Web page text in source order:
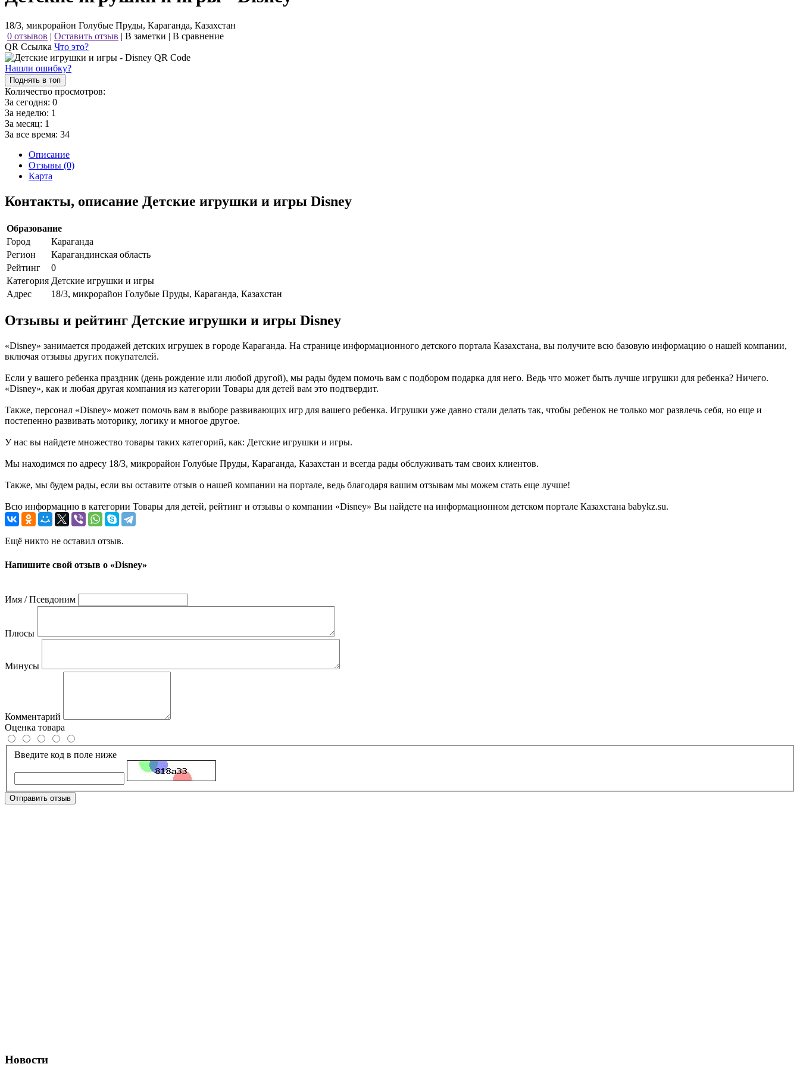
18/3, микрорайон Голубые Пруды, Караганда, Казахстан
0 отзывов | Оставить отзыв | В заметки | В сравнение
QR Ссылка Что это?
Нашли ошибку?
Поднять в топ
Количество просмотров:
За сегодня: 0
За неделю: 1
За месяц: 1
За все время: 34
Описание
Отзывы (0)
Карта
Контакты, описание Детские игрушки и игры Disney
Образование
Город
Караганда
Регион
Карагандинская область
Рейтинг
0
Категория Детские игрушки и игры
Адрес
18/3, микрорайон Голубые Пруды, Караганда, Казахстан
Отзывы и рейтинг Детские игрушки и игры Disney
«Disney» занимается продажей детских игрушек в городе Караганда. На странице информационного детского портала Казахстана, вы получите всю базовую информацию о нашей компании,
включая отзывы других покупателей.
Если у вашего ребенка праздник (день рождение или любой другой), мы рады будем помочь вам с подбором подарка для него. Ведь что может быть лучше игрушки для ребенка? Ничего.
«Disney», как и любая другая компания из категории Товары для детей вам это подтвердит.
Также, персонал «Disney» может помочь вам в выборе развивающих игр для вашего ребенка. Игрушки уже давно стали делать так, чтобы ребенок не только мог развлечь себя, но еще и
постепенно развивать моторику, логику и многое другое.
У нас вы найдете множество товары таких категорий, как: Детские игрушки и игры.
Мы находимся по адресу 18/3, микрорайон Голубые Пруды, Караганда, Казахстан и всегда рады обслуживать там своих клиентов.
Также, мы будем рады, если вы оставите отзыв о нашей компании на портале, ведь благодаря вашим отзывам мы можем стать еще лучше!
Всю информацию в категории Товары для детей, рейтинг и отзывы о компании «Disney» Вы найдете на информационном детском портале Казахстана babykz.su.
Ещё никто не оставил отзыв.
Напишите свой отзыв о «Disney»
Имя / Псевдоним
Плюсы
Минусы
Комментарий
Оценка товара
Введите код в поле ниже
Отправить отзыв
Новости